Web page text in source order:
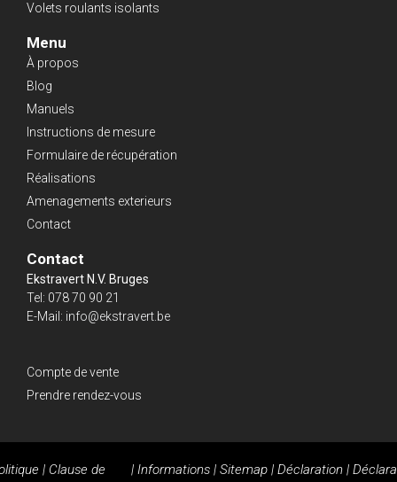
Volets roulants isolants
Menu
À propos
Blog
Manuels
Instructions de mesure
Formulaire de récupération
Réalisations
Amenagements exterieurs
Contact
Contact
Ekstravert N.V. Bruges
Tel: 078 70 90 21
E-Mail: info@ekstravert.be
Compte de vente
Prendre rendez-vous
| Clause de
| Informations | Sitemap | Déclaration |